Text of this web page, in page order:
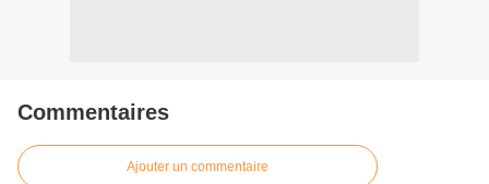
Commentaires
Ajouter un commentaire